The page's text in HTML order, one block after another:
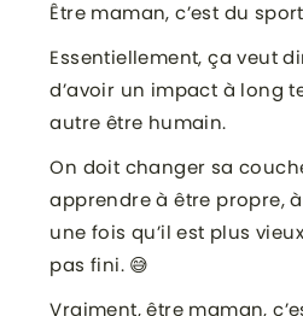
Être maman, c’est du
Essentiellement, ça veut
d’avoir un impact à long
autre être humain.
On doit changer sa
apprendre à être propre,
une fois qu’il est plus
pas fini. 😅
Vraiment, être maman,